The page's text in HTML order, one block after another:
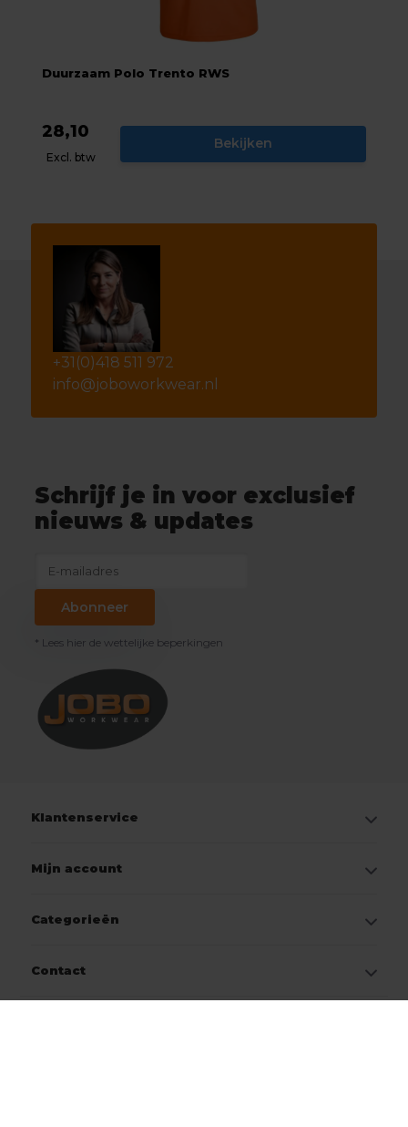
Duurzaam Polo Trento RWS
28,10
Excl. btw
Bekijken
+31(0)418 511 972
info@joboworkwear.nl
Schrijf je in voor exclusief
nieuws & updates
Abonneer
* Lees hier de wettelijke beperkingen
Klantenservice
Mijn account
Categorieën
Contact